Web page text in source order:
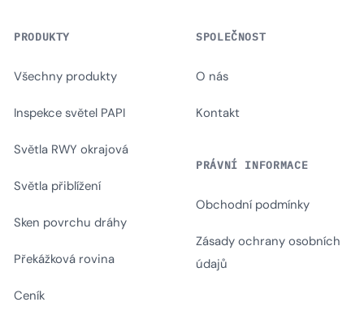
PRODUKTY
Všechny produkty
Inspekce světel PAPI
Světla RWY okrajová
Světla přiblížení
Sken povrchu dráhy
Překážková rovina
Ceník
SPOLEČNOST
O nás
Kontakt
PRÁVNÍ INFORMACE
Obchodní podmínky
Zásady ochrany osobních
údajů